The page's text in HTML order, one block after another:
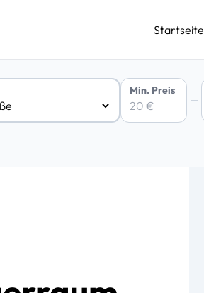
Startseite
Min. Preis